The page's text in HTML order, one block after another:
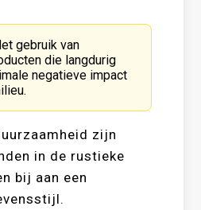
gebruik van
die langdurig
negatieve impact
zijn
in de rustieke
bij aan een